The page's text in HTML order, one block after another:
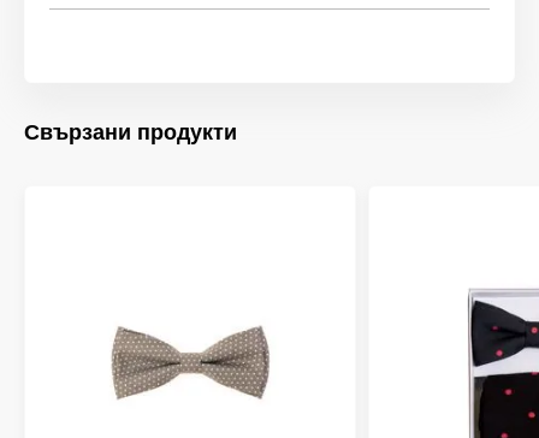
Свързани продукти